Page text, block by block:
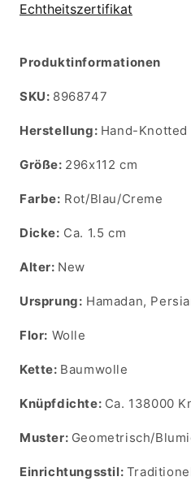
Echtheitszertifikat
Produktinformationen
SKU:
SKU: 8968747
Herstellung: Hand-Knotted
Größe: 296x112 cm
Farbe: Rot/Blau/Creme
Dicke: Ca. 1.5 cm
Alter: New
Ursprung: Hamadan,
Flor: Wolle
Kette: Baumwolle
Knüpfdichte: Ca. 138000
Muster: Geometrisch/
Einrichtungsstil: